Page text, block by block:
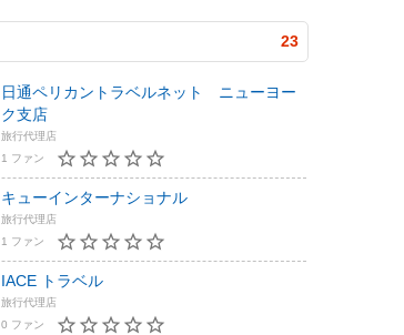
23
日通ペリカントラベルネット ニューヨー
ク支店
旅行代理店
1 ファン
キューインターナショナル
旅行代理店
1 ファン
IACE トラベル
旅行代理店
0 ファン